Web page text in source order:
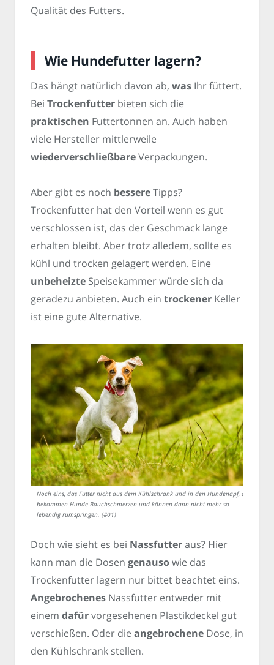
Qualität des Futters.
Wie Hundefutter lagern?
Das hängt natürlich davon ab, was Ihr füttert.
Bei Trockenfutter bieten sich die
praktischen Futtertonnen an. Auch haben
viele Hersteller mittlerweile
wiederverschließbareVerpackungen.
Aber gibt es noch bessereTipps?
Trockenfutter hat den Vorteil wenn es gut
verschlossen ist, das der Geschmack lange
erhalten bleibt. Aber trotz alledem, sollte es
kühl und trocken gelagert werden. Eine
unbeheizte Speisekammer würde sich da
geradezu anbieten. Auch ein trockener Keller
ist eine gute Alternative.
Noch eins, das Futter nicht aus dem Kühlschrank und in den Hundenapf, da
bekommen Hunde Bauchschmerzen und können dann nicht mehr so
lebendig rumspringen. (#01)
Doch wie sieht es bei Nassfutteraus? Hier
kann man die Dosen genausowie das
Trockenfutter lagern nur bittet beachtet eins.
Angebrochenes Nassfutter entweder mit
einem dafürvorgesehenen Plastikdeckel gut
verschießen. Oder die angebrochene Dose, in
den Kühlschrank stellen.